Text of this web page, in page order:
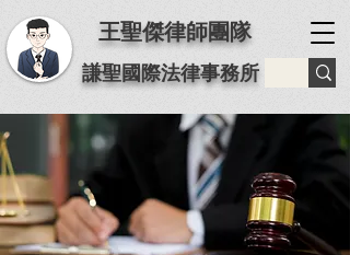
王聖傑律師團隊
謙聖國際法律事務所